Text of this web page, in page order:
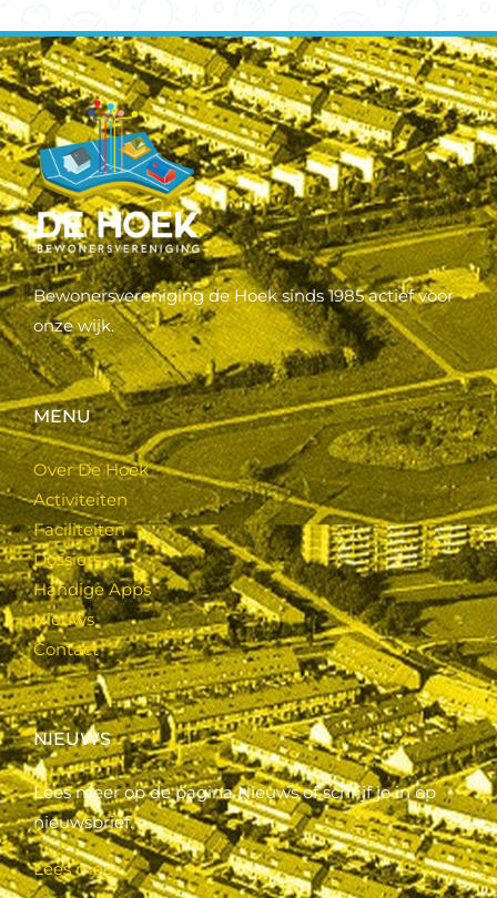
Bewonersvereniging de Hoek sinds 1985 actief voor
onze wijk.
MENU
Over De Hoek
Activiteiten
Faciliteiten
Dossiers
Handige Apps
Nieuws
Contact
NIEUWS
Lees meer op de pagina Nieuws of schrijf je in op
nieuwsbrief.
Lees meer..